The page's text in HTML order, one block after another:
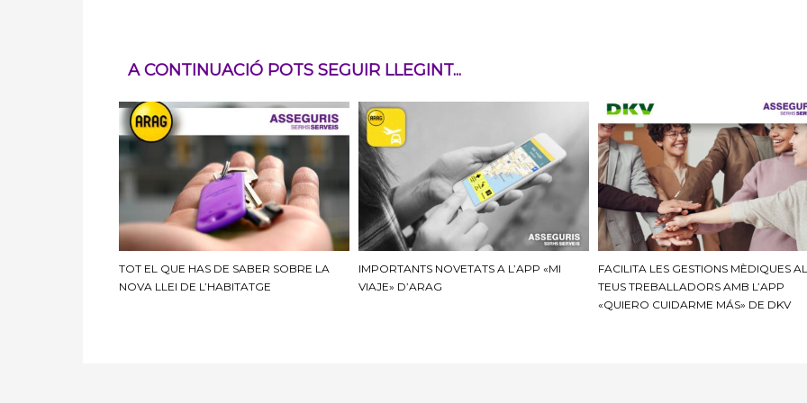
A CONTINUACIÓ POTS SEGUIR LLEGINT...
TOT EL QUE HAS DE SABER SOBRE LA
NOVA LLEI DE L’HABITATGE
IMPORTANTS NOVETATS A L’APP «MI
VIAJE» D’ARAG
FACILITA LES GESTIONS MÈDIQUES
TEUS TREBALLADORS AMB L’APP
«QUIERO CUIDARME MÁS» DE DKV